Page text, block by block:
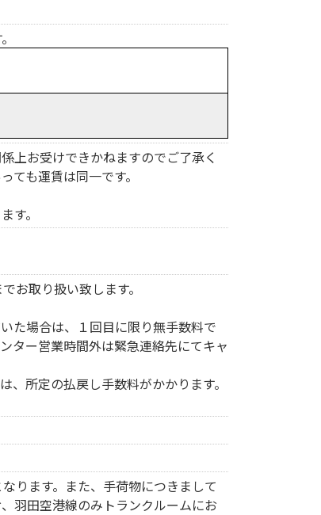
上お受けできかねますのでご了承く
ても運賃は同一です。
す。
お取り扱い致します。
た場合は、１回目に限り無手数料で
ター営業時間外は緊急連絡先にてキャ
所定の払戻し手数料がかかります。
ります。また、手荷物につきまして
羽田空港線のみトランクルームにお